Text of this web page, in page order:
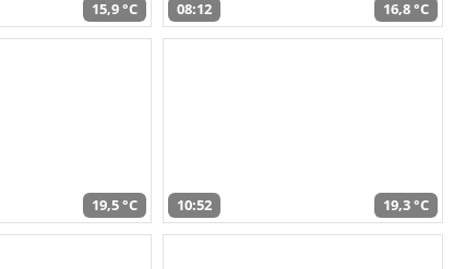
15,9 °C 08:12 16,8 °C
19,5 °C 10:52 19,3 °C